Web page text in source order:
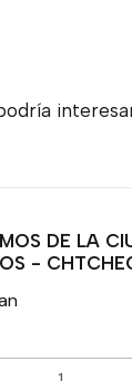
DE LA
-